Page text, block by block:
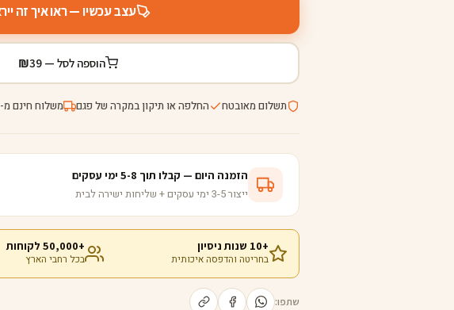
עצב עכשיו — ראו איך זה
הוספה לסל — ₪39
תשלום מאובטח החלפה או תיקון במקרה של פגם משלוח חינם מ-
הזמנה היום — קבלו תוך 5-8 ימי עסקים
ייצור 3-5 ימי עסקים + שליחות ישירה לבית
+10 שנות ניסיון
בחריטה והדפסה איכותית
+50,000 לקוחות
בכל רחבי הארץ
שתפו: